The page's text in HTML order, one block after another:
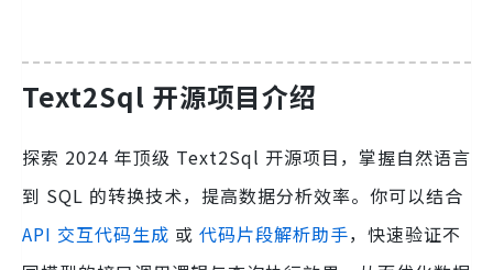
Text2Sql 开源项目介绍
探索 2024 年顶级 Text2Sql 开源项目，掌握自然语言
到 SQL 的转换技术，提高数据分析效率。你可以结合
API 交互代码生成 或 代码片段解析助手，快速验证不